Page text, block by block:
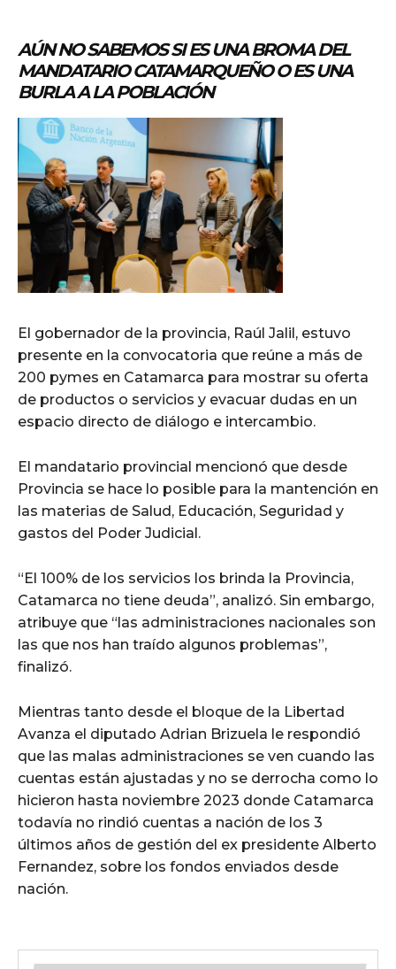
AÚN NO SABEMOS SI ES UNA BROMA DEL
MANDATARIO CATAMARQUEÑO O ES UNA
BURLA A LA POBLACIÓN
El gobernador de la provincia, Raúl Jalil, estuvo
presente en la convocatoria que reúne a más de
200 pymes en Catamarca para mostrar su oferta
de productos o servicios y evacuar dudas en un
espacio directo de diálogo e intercambio.
El mandatario provincial mencionó que desde
Provincia se hace lo posible para la mantención en
las materias de Salud, Educación, Seguridad y
gastos del Poder Judicial.
“El 100% de los servicios los brinda la Provincia,
Catamarca no tiene deuda”, analizó. Sin embargo,
atribuye que “las administraciones nacionales son
las que nos han traído algunos problemas”,
finalizó.
Mientras tanto desde el bloque de la Libertad
Avanza el diputado Adrian Brizuela le respondió
que las malas administraciones se ven cuando las
cuentas están ajustadas y no se derrocha como lo
hicieron hasta noviembre 2023 donde Catamarca
todavía no rindió cuentas a nación de los 3
últimos años de gestión del ex presidente Alberto
Fernandez, sobre los fondos enviados desde
nación.